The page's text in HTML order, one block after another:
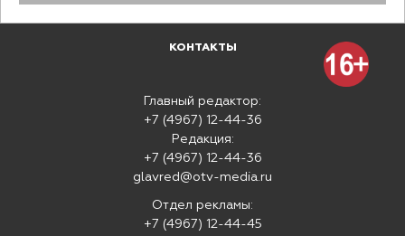
КОНТАКТЫ
Главный редактор:
+7 (4967) 12-44-36
Редакция:
+7 (4967) 12-44-36
glavred@otv-media.ru
Отдел рекламы:
+7 (4967) 12-44-45